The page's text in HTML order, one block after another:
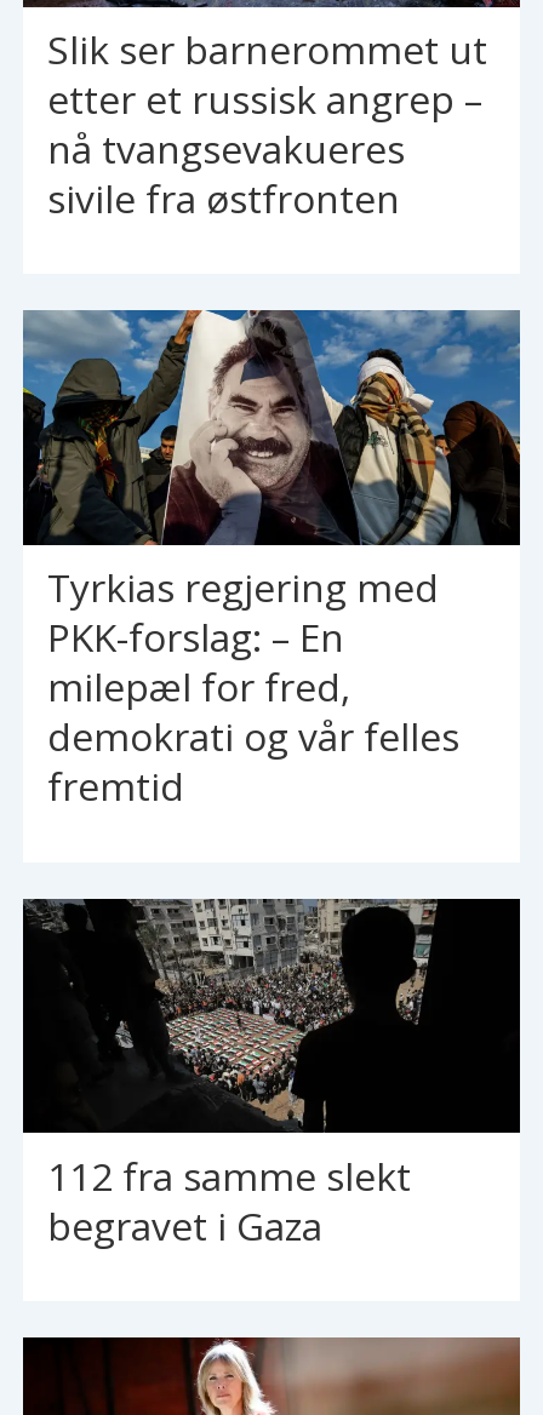
Slik ser barnerommet ut
etter et russisk angrep –
nå tvangsevakueres
sivile fra østfronten
Tyrkias regjering med
PKK-forslag: – En
milepæl for fred,
demokrati og vår felles
fremtid
112 fra samme slekt
begravet i Gaza